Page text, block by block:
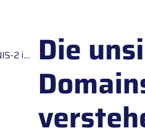
Haben Sie NIS-2 im Blick? Die